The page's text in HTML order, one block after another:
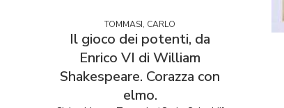
TOMMASI, CARLO
Il gioco dei potenti, da
Enrico VI di William
Shakespeare. Corazza con
elmo.